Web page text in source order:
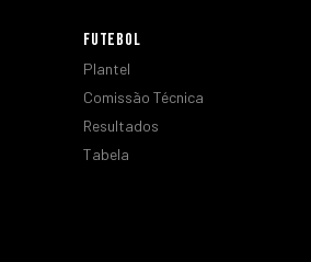
FUTEBOL
Plantel
Comissão Técnica
Resultados
Tabela